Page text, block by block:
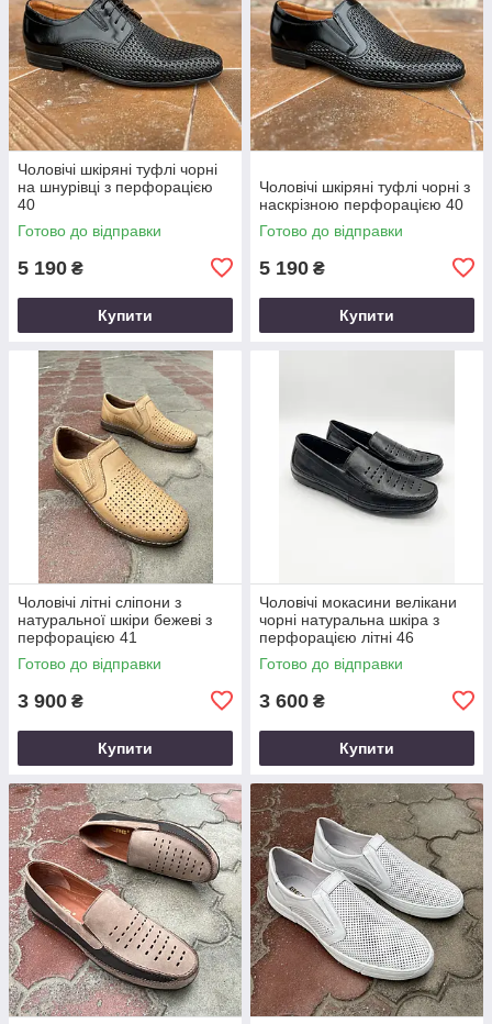
Чоловічі шкіряні туфлі чорні
на шнурівці з перфорацією
40
Готово до відправки
5 190 ₴
Купити
Чоловічі шкіряні туфлі чорні з
наскрізною перфорацією 40
Готово до відправки
5 190 ₴
Купити
Чоловічі літні сліпони з
натуральної шкіри бежеві з
перфорацією 41
Готово до відправки
3 900 ₴
Купити
Чоловічі мокасини велікани
чорні натуральна шкіра з
перфорацією літні 46
Готово до відправки
3 600 ₴
Купити